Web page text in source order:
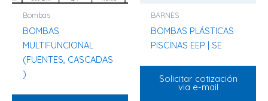
Bombas
BOMBAS
MULTIFUNCIONAL
(FUENTES, CASCADAS
)
BARNES
BOMBAS PLÁSTICAS
PISCINAS EEP | SE
Solicitar cotización
via e-mail